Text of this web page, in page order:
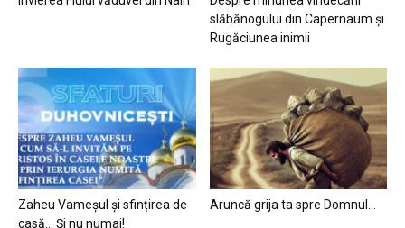
slăbănogului din Capernaum și
Rugăciunea inimii
Zaheu Vameșul și sfințirea de
casă… Și nu numai!
Aruncă grija ta spre Domnul…